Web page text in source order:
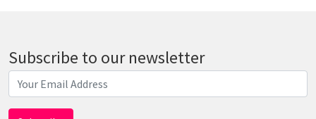
Subscribe to our newsletter